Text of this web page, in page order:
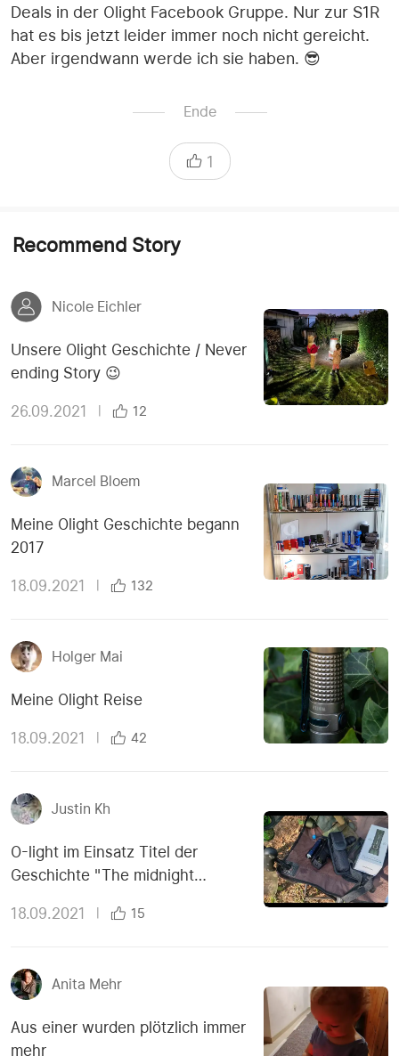
Deals in der Olight Facebook Gruppe. Nur zur S1R
hat es bis jetzt leider immer noch nicht gereicht.
Aber irgendwann werde ich sie haben. 😎
Ende
1
Recommend Story
Nicole Eichler
Unsere Olight Geschichte / Never
ending Story 😉
26.09.2021 | 12
Marcel Bloem
Meine Olight Geschichte begann
2017
18.09.2021 132
Holger Mai
Meine Olight Reise
18.09.2021 42
Justin Kh
O-light im Einsatz Titel der
Geschichte "The midnight
18.09.2021 15
Anita Mehr
Aus einer wurden plötzlich immer
mehr